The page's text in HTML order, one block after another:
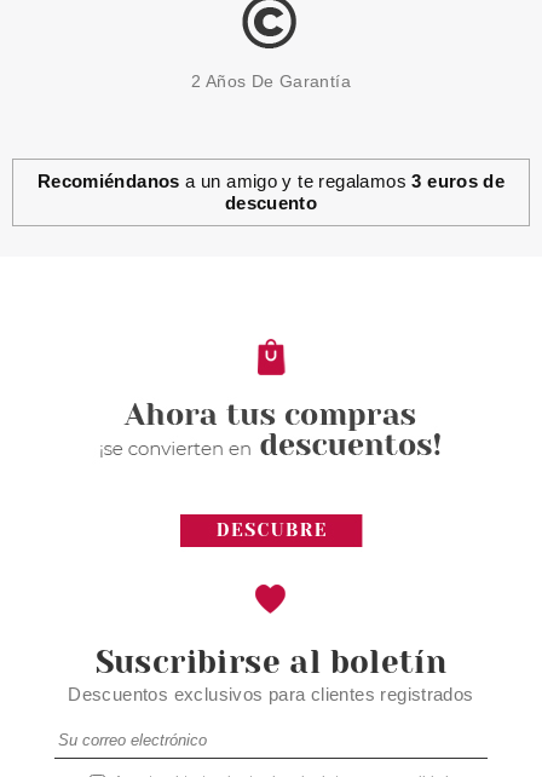
UBU
3.99€
2 Años De Garantía
Recomiéndanos a un amigo y te regalamos3 euros de
descuento
Suscribirse al boletín
Descuentos exclusivos para clientes registrados